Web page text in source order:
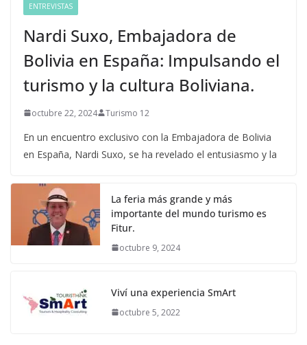
ENTREVISTAS
Nardi Suxo, Embajadora de
Bolivia en España: Impulsando el
turismo y la cultura Boliviana.
octubre 22, 2024 Turismo 12
En un encuentro exclusivo con la Embajadora de Bolivia
en España, Nardi Suxo, se ha revelado el entusiasmo y la
La feria más grande y más
importante del mundo turismo es
Fitur.
octubre 9, 2024
Viví una experiencia SmArt
octubre 5, 2022